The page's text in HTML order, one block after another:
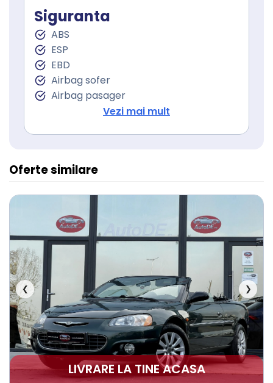
Lumini de zi
Lumini de zi LED
Proiectoare ceata
Follow me home
Sistem Start Stop
Senzori presiune roti
Servodirecţie
Siguranta
ABS
ESP
EBD
Airbag sofer
Airbag pasager
Isofix (puncte de prindere a scaunului
Vezi mai mult
Oferte similare
❮ ❯
LIVRARE LA TINE ACASA